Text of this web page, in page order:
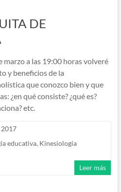
DE
marzo a las 19:00 horas volveré
y beneficios de la
que conozco bien y que
¿en qué consiste? ¿qué es?
etc.
2017
educativa, Kinesiología
Leer más